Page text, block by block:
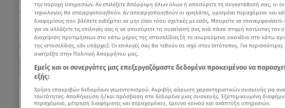
την παροχή υπηρεσιών. Αν επιλέξετε Απόρριψη όλων όλων ή αποσύρετε τη συγκατάθεσή σας, οι
τεχνολογίες θα απενεργοποιηθούν. Αν απενεργοποιηθούν οι ιχνηλάτες, ορισμένο περιεχόμενο και
διαφημίσεις που βλέπετε ενδέχεται να μην είναι τόσο σχετικές με εσάς. Μπορείτε να
για να αλλάξετε τις επιλογές σας ή να αποσύρετε τη συναίνεσή σας ανά πάσα στιγμή πατώντας τον
Διαχείριση προτιμήσεων στο κάτω μέρος της ιστοσελίδας [ή το αιωρούμενο εικονίδιο στο κάτω
της ιστοσελίδας, εάν υπάρχει]. Οι επιλογές σας θα τεθούν σε ισχύ στον Ιστότοπος. Για περισσότερες
ανατρέξτε στην Πολιτική Απορρήτου μας.
Εμείς και οι συνεργάτες μας επεξεργαζόμαστε δεδομένα προκειμένου να
εξής:
Χρήση επακριβών δεδομένων γεωεντοπισμού. Ακριβής σάρωση χαρακτηριστικών συσκευής για
ταυτότητας. Αποθήκευση ή/και πρόσβαση στα δεδομένα μιας συσκευής. Εξατομικευμένη
περιεχόμενο, μέτρηση διαφήμισης και περιεχομένου, έρευνα κοινού και ανάπτυξη υπηρεσιών.